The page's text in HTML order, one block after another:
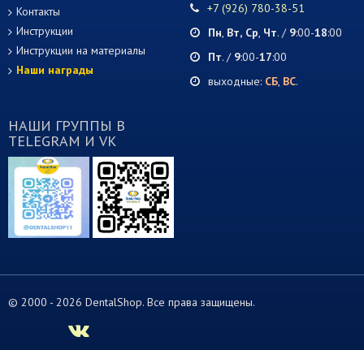
Контакты
Инструкции
Инструкции на материалы
Наши награды
+7 (926) 780-38-51
Пн, Вт, Ср, Чт. / 9:00-18:00
Пт. / 9:00-17:00
выходные: СБ, ВС.
НАШИ ГРУППЫ В
TELEGRAM И VK
© 2000 - 2026 DentalShop. Все права защищены.